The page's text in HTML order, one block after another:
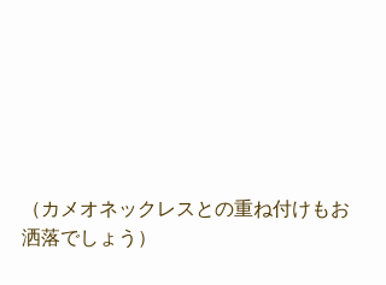
（カメオネックレスとの重ね付けもお
洒落でしょう）